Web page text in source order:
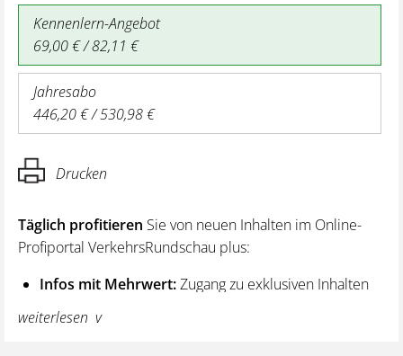
Kennenlern-Angebot
69,00 € / 82,11 €
Jahresabo
446,20 € / 530,98 €
Drucken
Täglich profitieren Sie von neuen Inhalten im Online-
Profiportal VerkehrsRundschau plus:
Infos mit Mehrwert:Zugang zu exklusiven Inhalten
und Hintergrundwissen – von aktuellen Regelungen
wie z. B. bei den Lenk- und Ruhezeiten,
weiterlesen